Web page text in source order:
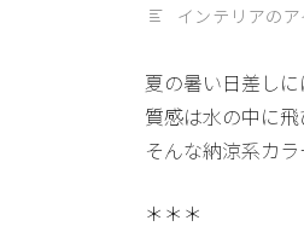
インテリアの
夏の暑い日差し
質感は水の中に
そんな納涼系カ
＊＊＊